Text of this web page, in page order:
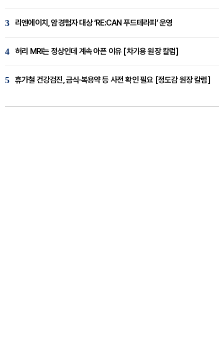
3 리엔에이치, 암경험자 대상 ‘RE:CAN 푸드테라피’ 운영
4 허리 MRI는 정상인데 계속 아픈 이유 [차기용 원장 칼럼]
5 휴가철 건강검진, 금식·복용약 등 사전 확인 필요 [정도감 원장 칼럼]